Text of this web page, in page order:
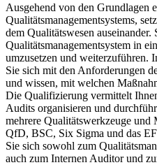
Ausgehend von den Grundlagen
Qualitätsmanagementsystems,
dem Qualitätswesen auseinander.
Qualitätsmanagementsystem in
umzusetzen und weiterzuführen.
Sie sich mit den Anforderungen
und wissen, mit welchen
Die Qualifizierung vermittelt
Audits organisieren und
mehrere Qualitätswerkzeuge
QfD, BSC, Six Sigma und das
Sie sich sowohl zum
auch zum Internen Auditor und